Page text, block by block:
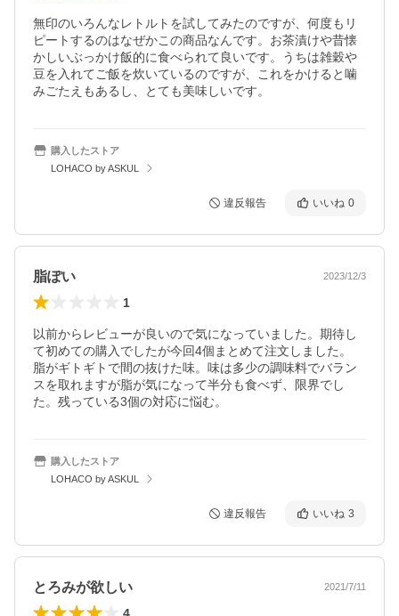
無印のいろんなレトルトを試してみたのですが、何度もリ
ピートするのはなぜかこの商品なんです。お茶漬けや昔懐
かしいぶっかけ飯的に食べられて良いです。うちは雑穀や
豆を入れてご飯を炊いているのですが、これをかけると噛
みごたえもあるし、とても美味しいです。
購入したストア
LOHACO by ASKUL
違反報告 いいね 0
脂ぽい 2023/12/3
1
以前からレビューが良いので気になっていました。期待し
て初めての購入でしたが今回4個まとめて注文しました。
脂がギトギトで間の抜けた味。味は多少の調味料でバラン
スを取れますが脂が気になって半分も食べず、限界でし
た。残っている3個の対応に悩む。
購入したストア
LOHACO by ASKUL
違反報告 いいね 3
とろみが欲しい 2021/7/11
4